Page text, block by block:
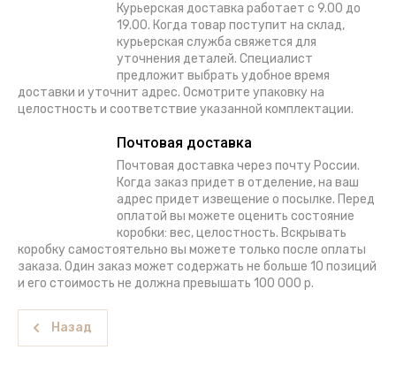
Курьерская доставка работает с 9.00 до
19.00. Когда товар поступит на склад,
курьерская служба свяжется для
уточнения деталей. Специалист
предложит выбрать удобное время
доставки и уточнит адрес. Осмотрите упаковку на
целостность и соответствие указанной комплектации.
Почтовая доставка
Почтовая доставка через почту России.
Когда заказ придет в отделение, на ваш
адрес придет извещение о посылке. Перед
оплатой вы можете оценить состояние
коробки: вес, целостность. Вскрывать
коробку самостоятельно вы можете только после оплаты
заказа. Один заказ может содержать не больше 10 позиций
и его стоимость не должна превышать 100 000 р.
Назад